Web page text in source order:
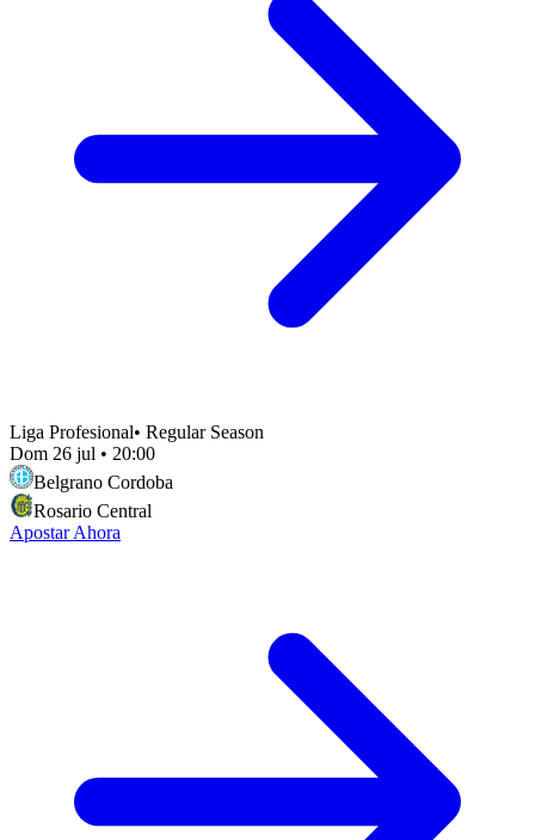
Liga Profesional• Regular Season
Dom 26 jul • 20:00
Belgrano Cordoba
Rosario Central
Apostar Ahora